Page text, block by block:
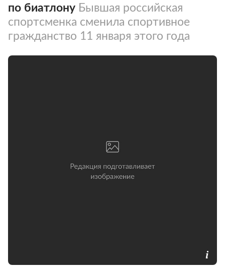
по биатлону Бывшая российская
спортсменка сменила спортивное
гражданство 11 января этого года